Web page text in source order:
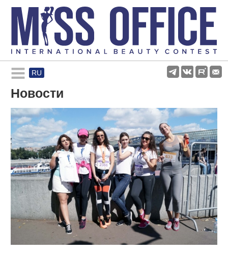
RU
Rules and regulations
About pageant
Participants
Gallery
Новости